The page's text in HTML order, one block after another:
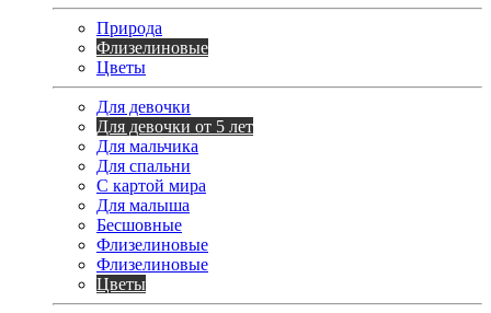
Природа
Флизелиновые
Цветы
Для девочки
Для девочки от 5 лет
Для мальчика
Для спальни
С картой мира
Для малыша
Бесшовные
Флизелиновые
Флизелиновые
Цветы